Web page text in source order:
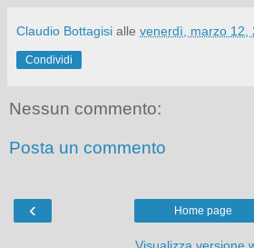
Claudio Bottagisi alle venerdì, marzo 12,
Condividi
Nessun commento:
Posta un commento
‹ Home page
Visualizza versione